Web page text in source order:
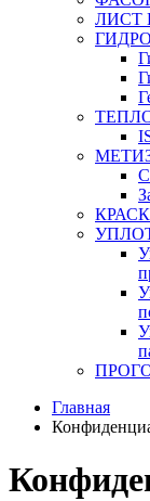
ЛИСТ
Главная